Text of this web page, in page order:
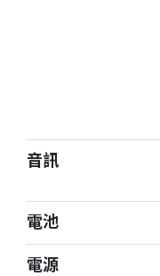
音訊
電池
電源